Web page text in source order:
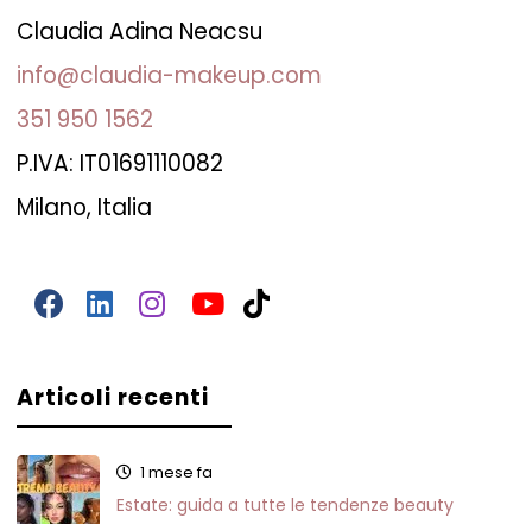
Claudia Adina Neacsu
info@claudia-makeup.com
351 950 1562
P.IVA: IT01691110082
Milano, Italia
Articoli recenti
1 mese fa
Estate: guida a tutte le tendenze beauty